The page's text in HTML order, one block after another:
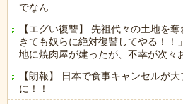
でなん
【エグい復讐】 先祖代々の土地を
きても奴らに絶対復讐してやる！
地に焼肉屋が建ったが、不幸が次々
【朗報】 日本で食事キャンセルが
に！！